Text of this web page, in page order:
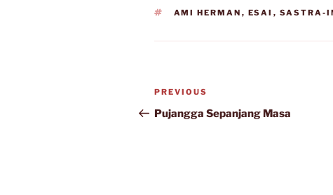
TAGS
AMI HERMAN , ESAI , SASTRA-
Post
navigation
Previous
Post
PREVIOUS
Pujangga Sepanjang Masa